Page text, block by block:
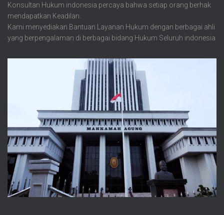
Konsultan Hukum indonesia percaya bahwa setiap orang berhak
mendapatkan Keadilan.
Kami menyediakan Bantuan Layanan Hukum dengan berbagai ahli
yang berpengalaman di berbagai bidang Hukum Seluruh indonesia